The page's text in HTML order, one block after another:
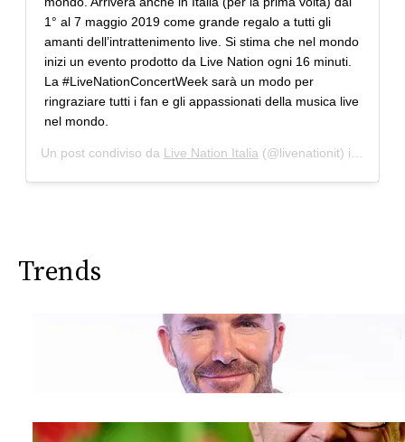
1° al 7 maggio 2019 come grande regalo a tutti gli
amanti dell’intrattenimento live. Si stima che nel mondo
inizi un evento prodotto da Live Nation ogni 16 minuti.
La #LiveNationConcertWeek sarà un modo per
ringraziare tutti i fan e gli appassionati della musica live
nel mondo.
Un post condiviso da Live Nation Italia (@livenationit) in data:
Trends